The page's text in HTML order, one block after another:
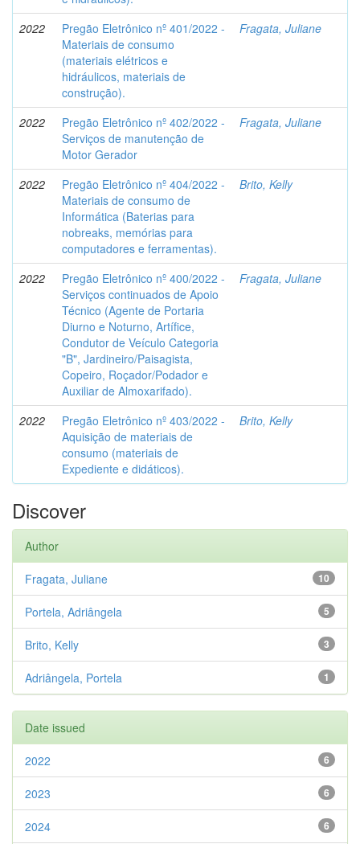
2022
Pregão Eletrônico nº 401/2022 -
Materiais de consumo
(materiais elétricos e
hidráulicos, materiais de
construção).
Fragata, Juliane
2022
Pregão Eletrônico nº 402/2022 -
Serviços de manutenção de
Motor Gerador
Fragata, Juliane
2022
Pregão Eletrônico nº 404/2022 -
Materiais de consumo de
Informática (Baterias para
nobreaks, memórias para
computadores e ferramentas).
Brito, Kelly
2022
Pregão Eletrônico nº 400/2022 -
Serviços continuados de Apoio
Técnico (Agente de Portaria
Diurno e Noturno, Artífice,
Condutor de Veículo Categoria
"B", Jardineiro/Paisagista,
Copeiro, Roçador/Podador e
Auxiliar de Almoxarifado).
Fragata, Juliane
2022
Pregão Eletrônico nº 403/2022 -
Aquisição de materiais de
consumo (materiais de
Expediente e didáticos).
Brito, Kelly
Discover
Author
10
Fragata, Juliane
5
Portela, Adriângela
3
Brito, Kelly
1
Adriângela, Portela
Date issued
6
2022
6
2023
6
2024